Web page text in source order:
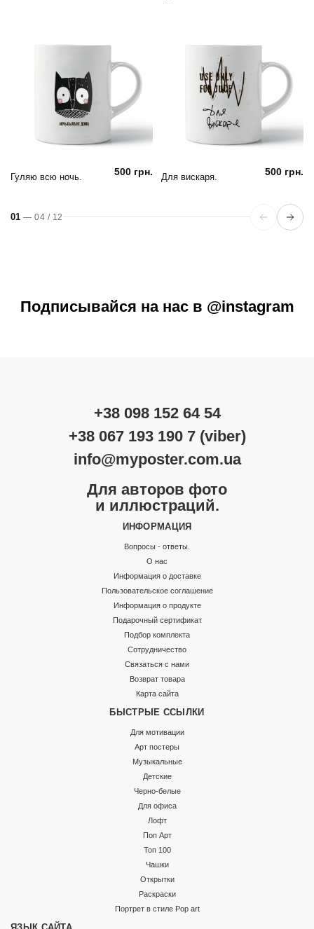
Гуляю всю ночь. 500 грн. Для вискаря. 500 грн.
01 —04 / 12
Подписывайся на нас в @instagram
+38 098 152 64 54
+38 067 193 190 7 (viber)
info@myposter.com.ua
Для авторов фото
и иллюстраций.
ИНФОРМАЦИЯ
Вопросы - ответы.
О нас
Информация о доставке
Пользовательское соглашение
Информация о продукте
Подарочный сертификат
Подбор комплекта
Сотрудничество
Связаться с нами
Возврат товара
Карта сайта
БЫСТРЫЕ ССЫЛКИ
Для мотивации
Арт постеры
Музыкальные
Детские
Черно-белые
Для офиса
Лофт
Поп Арт
Топ 100
Чашки
Открытки
Раскраски
Портрет в стиле Pop art